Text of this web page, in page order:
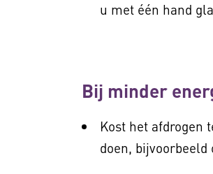
u met één hand
Bij minder
Kost het afdrogen
doen, bijvoorbeeld